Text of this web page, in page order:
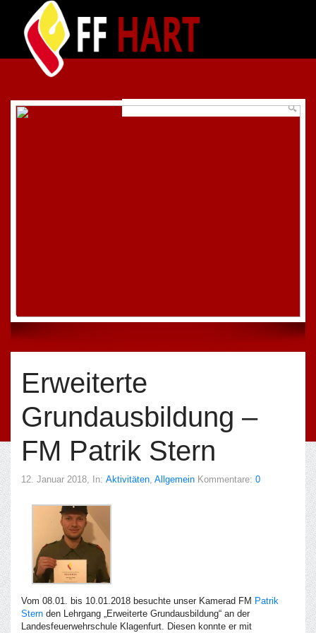
Erweiterte
Grundausbildung –
FM Patrik Stern
12. Januar 2018, In: Aktivitäten, Allgemein Kommentare: 0
Vom 08.01. bis 10.01.2018 besuchte unser Kamerad FM Patrik
Stern den Lehrgang „Erweiterte Grundausbildung“ an der
Landesfeuerwehrschule Klagenfurt. Diesen konnte er mit